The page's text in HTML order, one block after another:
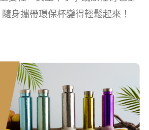
身攜帶環保杯變得輕鬆起來！